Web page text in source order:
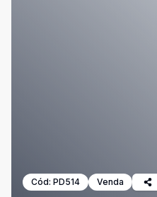
Cód: PD514 Venda